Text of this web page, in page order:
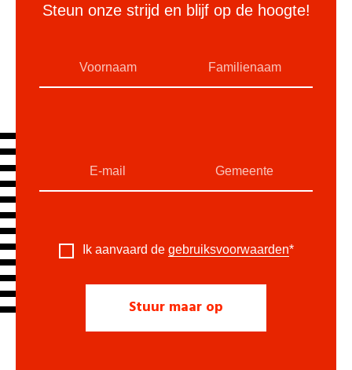
Steun onze strijd en blijf op de hoogte!
Ik aanvaard de gebruiksvoorwaarden*